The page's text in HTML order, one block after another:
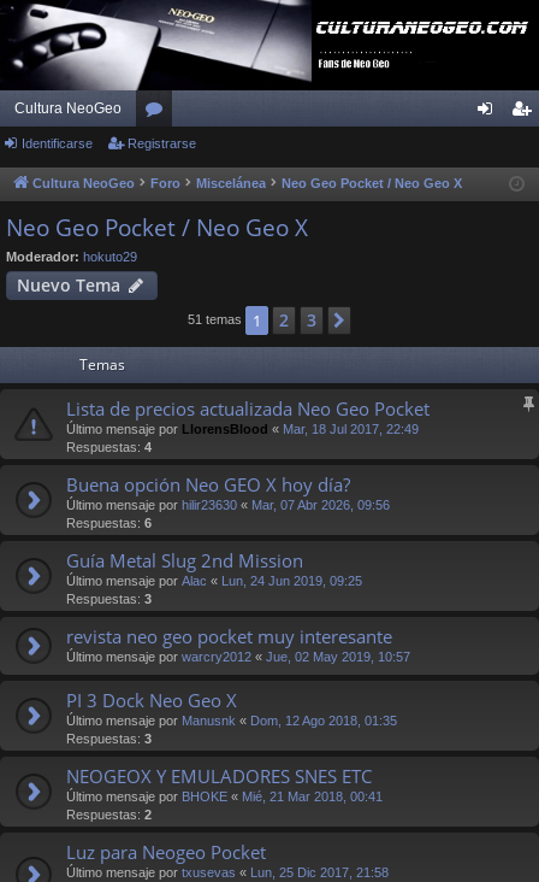
Cultura NeoGeo
or
os ist
Identificarse Registrarse
Cultura NeoGeo Foro Miscelánea Neo Geo Pocket / Neo Geo X
Neo Geo Pocket / Neo Geo X
Moderador: hokuto29
Nuevo Tema
51 temas 1 2 3
Temas
Lista de precios actualizada Neo Geo Pocket
Último mensaje por LlorensBlood « Mar, 18 Jul 2017, 22:49
Respuestas: 4
Buena opción Neo GEO X hoy día?
Último mensaje por hilir23630 « Mar, 07 Abr 2026, 09:56
Respuestas: 6
Guía Metal Slug 2nd Mission
Último mensaje por Alac « Lun, 24 Jun 2019, 09:25
Respuestas: 3
revista neo geo pocket muy interesante
Último mensaje por warcry2012 « Jue, 02 May 2019, 10:57
PI 3 Dock Neo Geo X
Último mensaje por Manusnk « Dom, 12 Ago 2018, 01:35
Respuestas: 3
NEOGEOX Y EMULADORES SNES ETC
Último mensaje por BHOKE « Mié, 21 Mar 2018, 00:41
Respuestas: 2
Luz para Neogeo Pocket
Último mensaje por txusevas « Lun, 25 Dic 2017, 21:58